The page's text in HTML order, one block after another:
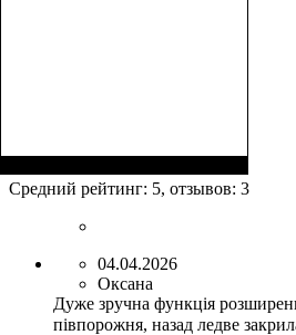
77х54х31
Средний рейтинг: 5, отзывов: 3
04.04.2026
Оксана
Дуже зручна функція
півпорожня, назад ледве